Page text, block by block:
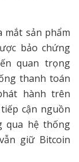
mắt sản phẩm
bảo chứng
quan trọng
thanh toán
hành trên
cận nguồn
qua hệ thống
giữ Bitcoin